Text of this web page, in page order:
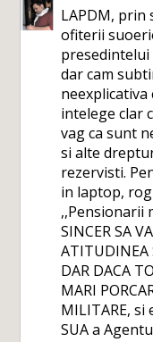
LAPDM, prin
ofiterii
presedintelui
dar cam
intelege clar
vag ca sunt
si alte
rezervisti.
in laptop,
,,Pensionarii
SINCER SA
ATITUDINEA
DAR DACA
MARI
MILITARE, si
SUA a